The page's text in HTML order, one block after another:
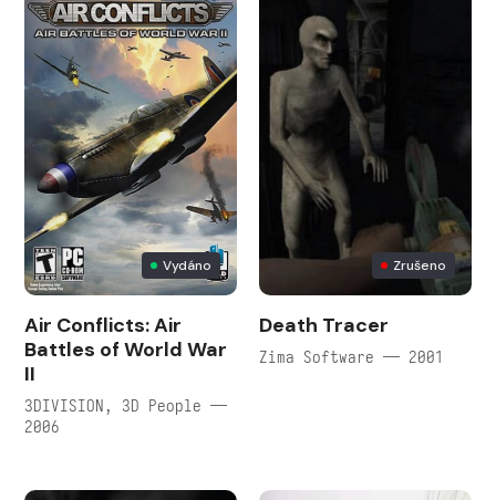
Vydáno
Air Conflicts: Air
Battles of World War
II
3DIVISION, 3D People —
2006
Zrušeno
Death Tracer
Zima Software — 2001